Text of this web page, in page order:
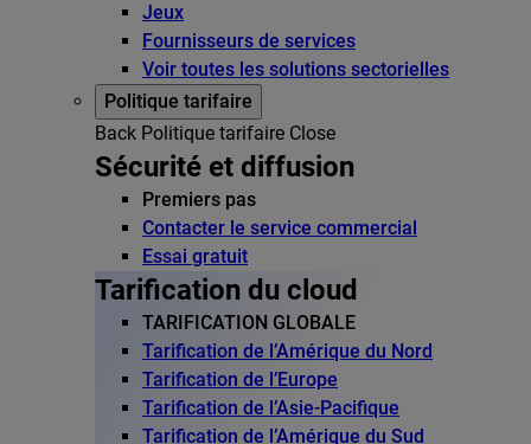
Jeux
Fournisseurs de services
Voir toutes les solutions sectorielles
Politique tarifaire
Back Politique tarifaire Close
Sécurité et diffusion
Premiers pas
Contacter le service commercial
Essai gratuit
Tarification du cloud
TARIFICATION GLOBALE
Tarification de l’Amérique du Nord
Tarification de l’Europe
Tarification de l’Asie-Pacifique
Tarification de l’Amérique du Sud